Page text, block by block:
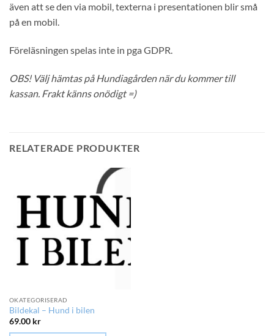
även att se den via mobil, texterna i presentationen blir små
på en mobil.
Föreläsningen spelas inte in pga GDPR.
OBS! Välj hämtas på Hundiagården när du kommer till
kassan. Frakt känns onödigt =)
RELATERADE PRODUKTER
OKATEGORISERAD
Bildekal – Hund i bilen
69.00 kr